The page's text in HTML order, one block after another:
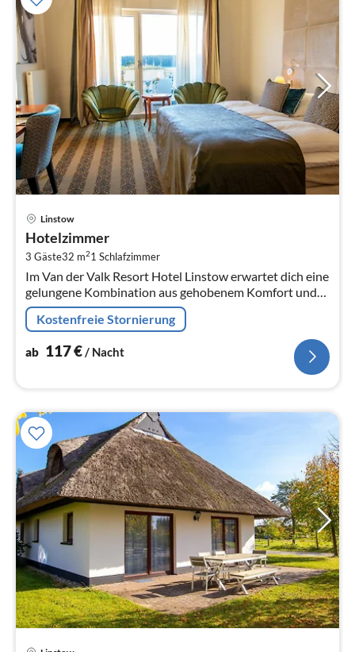
Linstow
Hotelzimmer
3 Gäste32 m21 Schlafzimmer
Im Van der Valk Resort Hotel Linstow erwartet dich eine
gelungene Kombination aus gehobenem Komfort und
naturnahem Erholungsort.
Kostenfreie Stornierung
ab 117€ / Nacht